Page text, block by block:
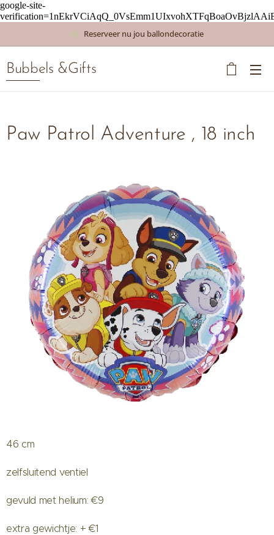
google-site-
Reserveer nu jou ballondecoratie
Bubbels &Gifts
Paw Patrol Adventure , 18 inch
46 cm
zelfsluitend ventiel
gevuld met helium: €9
extra gewichtje: + €1